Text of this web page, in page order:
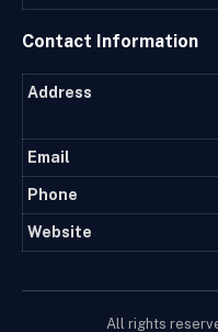
Contact Information
Address
Email
Phone
Website
All rights